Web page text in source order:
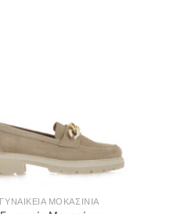
ΓΥΝΑΙΚΕΊΑ ΜΟΚΑΣΊΝΙΑ